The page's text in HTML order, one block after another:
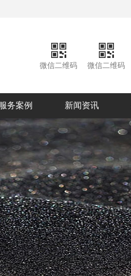
微信二维码 微信二维码
务案例 新闻资讯